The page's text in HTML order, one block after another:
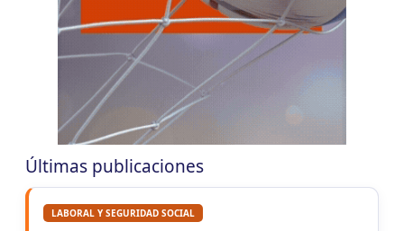
JUE
6 ENTRE RIOS
Agentes Ret. y Perc. E. Rios
CUIT 0-1-2-3-4-…
LA RIOJA
6 LA RIOJA
Agentes Percepcion La Rioja
CUIT 0-1-2-3-4-…
JUE
6 Agentes Retencion La Rioja
CUIT 0-1-2-3-4-…
Últimas publicaciones
LABORAL Y SEGURIDAD SOCIAL